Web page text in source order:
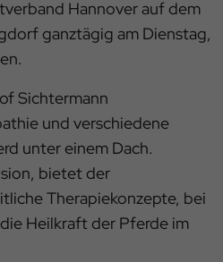
Hannover auf dem
ganztägig am Dienstag,
Sichtermann
und verschiedene
unter einem Dach.
bietet der
Therapiekonzepte, bei
Heilkraft der Pferde im